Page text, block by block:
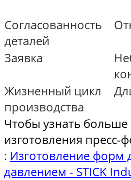
Согласованность
деталей
Заявка
Жизненный цикл
производства
Чтобы узнать больше
изготовления пресс-
: Изготовление форм
давлением - STICK